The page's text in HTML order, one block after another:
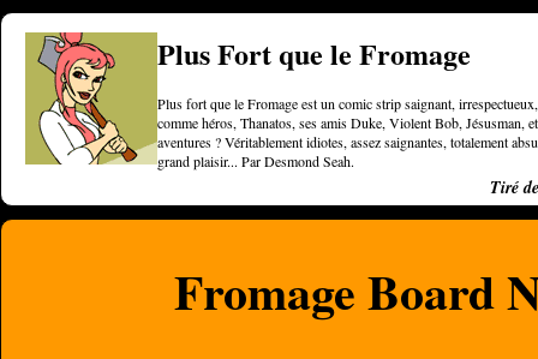
Plus Fort que le Fromage
Plus fort que le Fromage est un comic strip saignant,
comme héros, Thanatos, ses amis Duke, Violent Bob, Jésusman,
aventures ? Véritablement idiotes, assez saignantes, totalement
grand plaisir... Par Desmond Seah.
Tiré
Fromage Board